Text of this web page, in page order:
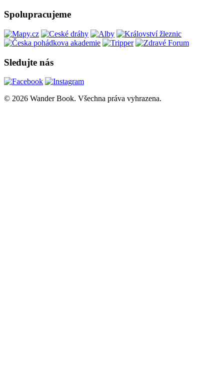
Spolupracujeme
Sledujte nás
© 2026 Wander Book. Všechna práva vyhrazena.